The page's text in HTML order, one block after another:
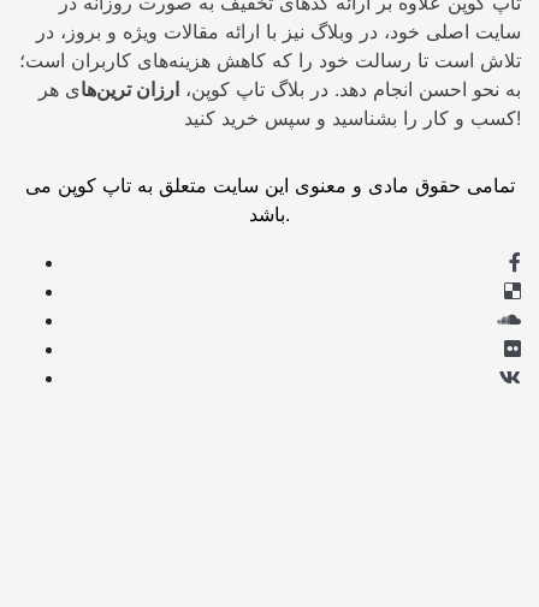
سایت اصلی خود، در وبلاگ نیز با ارائه مقالات ویژه و بروز، در
تلاش است تا رسالت خود را که کاهش هزینه‌های کاربران است؛
به نحو احسن انجام دهد. در بلاگ تاپ کوپن، ارزان ترین‌های هر
کسب و کار را بشناسید و سپس خرید کنید!
تمامی حقوق مادی و معنوی این سایت متعلق به تاپ کوپن می
باشد.